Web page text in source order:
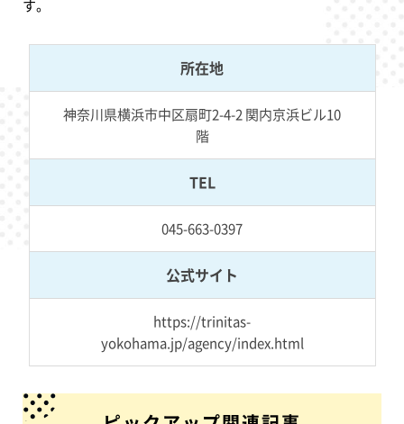
す。
所在地
神奈川県横浜市中区扇町2-4-2 関内京浜ビル10
階
TEL
045-663-0397
公式サイト
https://trinitas-
yokohama.jp/agency/index.html